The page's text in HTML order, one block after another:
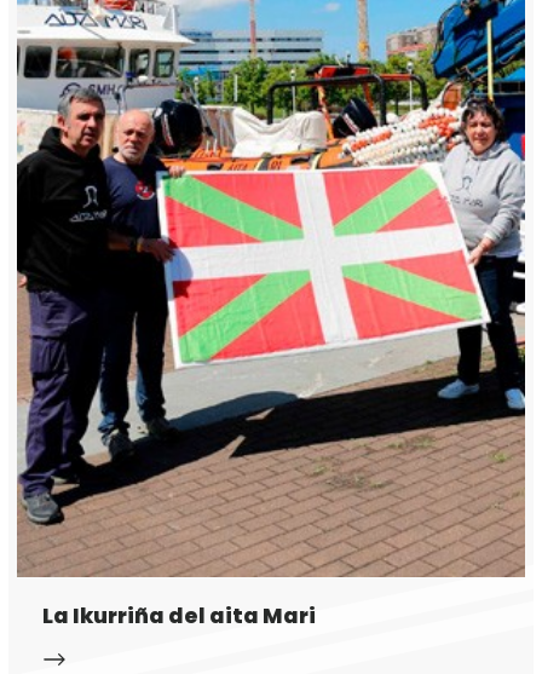
La Ikurriña del aita Mari